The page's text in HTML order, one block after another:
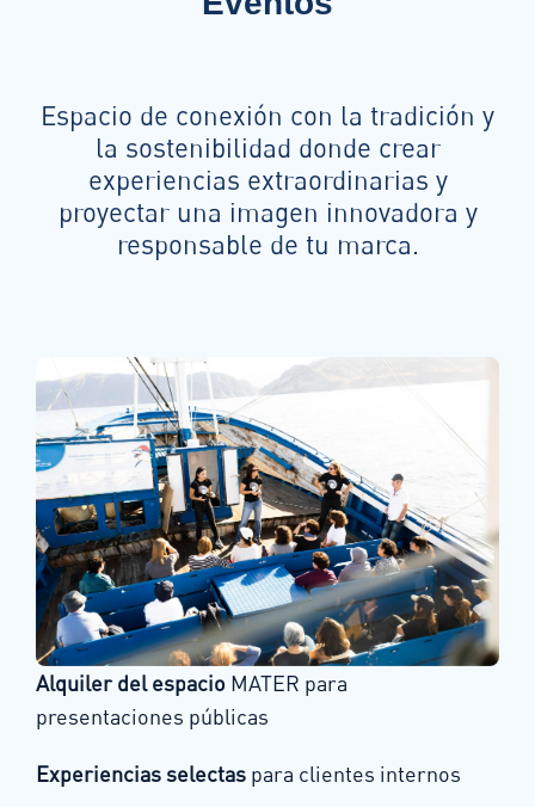
Espacio de conexión con la tradición y
la sostenibilidad donde crear
experiencias extraordinarias y
proyectar una imagen innovadora y
responsable de tu marca.
Alquiler del espacio MATER para
presentaciones públicas
Experiencias selectaspara clientes internos